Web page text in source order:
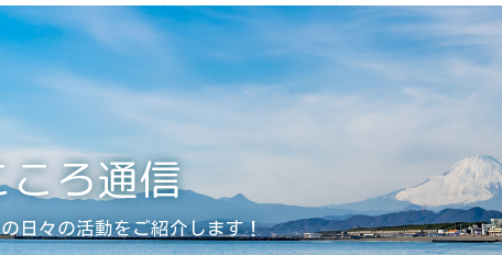
ころ通信
日々の活動をご紹介します！